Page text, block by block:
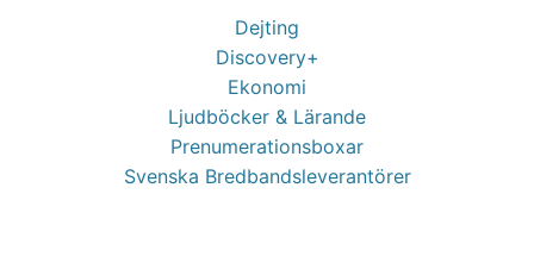
Dejting
Discovery+
Ekonomi
Ljudböcker & Lärande
Prenumerationsboxar
Svenska Bredbandsleverantörer